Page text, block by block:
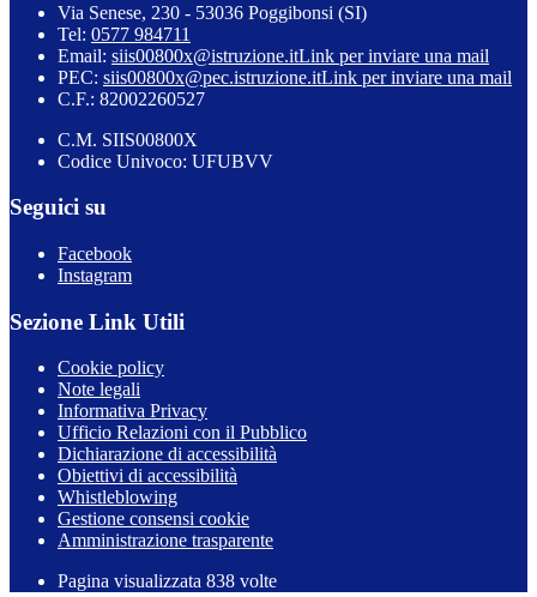
Via Senese, 230 - 53036 Poggibonsi (SI)
Tel: 0577 984711
Email: siis00800x@istruzione.itLink per inviare una mail
PEC: siis00800x@pec.istruzione.itLink per inviare una mail
C.F.: 82002260527
C.M. SIIS00800X
Codice Univoco: UFUBVV
Seguici su
Facebook
Instagram
Sezione Link Utili
Cookie policy
Note legali
Informativa Privacy
Ufficio Relazioni con il Pubblico
Dichiarazione di accessibilità
Obiettivi di accessibilità
Whistleblowing
Gestione consensi cookie
Amministrazione trasparente
Pagina visualizzata 838 volte